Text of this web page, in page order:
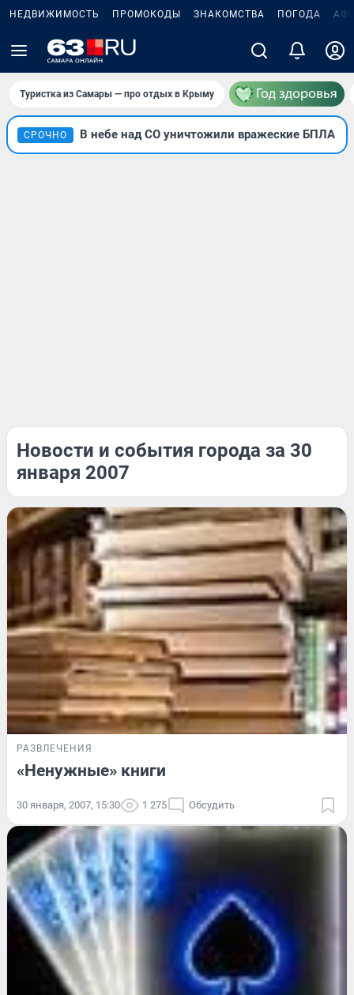
НЕДВИЖИМОСТЬ ПРОМОКОДЫ ЗНАКОМСТВА ПОГОДА
Туристка из Самары — про отдых в Крыму
СРОЧНО В небе над СО уничтожили вражеские БПЛА
Новости и события города за 30
января 2007
РАЗВЛЕЧЕНИЯ
«Ненужные» книги
30 января, 2007, 15:30 1 275 Обсудить